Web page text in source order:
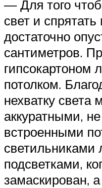
— Для того
свет и
достаточно
сантиметров.
гипсокартоном
потолком.
нехватку света
аккуратными,
встроенными
светильниками
подсветками,
замаскирован,